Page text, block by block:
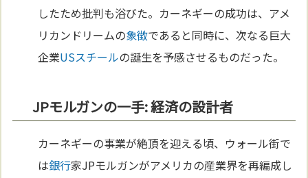
したため批判も浴びた。カーネギーの成功は、アメ
リカンドリームの象徴であると同時に、次なる巨大
企業USスチールの誕生を予感させるものだった。
JPモルガンの一手: 経済の設計者
カーネギーの事業が絶頂を迎える頃、ウォール街で
は銀行家JPモルガンがアメリカの産業界を再編成し